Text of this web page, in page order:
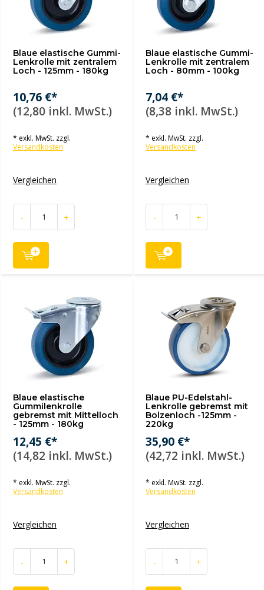
Blaue elastische Gummi-
Lenkrolle mit zentralem
Loch - 125mm - 180kg
10,76 €*
(12,80 inkl. MwSt.)
* exkl. MwSt. zzgl.
Versandkosten
Vergleichen
- +
Blaue elastische Gummi-
Lenkrolle mit zentralem
Loch - 80mm - 100kg
7,04 €*
(8,38 inkl. MwSt.)
* exkl. MwSt. zzgl.
Versandkosten
Vergleichen
- +
Blaue elastische
Gummilenkrolle
gebremst mit Mittelloch
- 125mm - 180kg
12,45 €*
(14,82 inkl. MwSt.)
* exkl. MwSt. zzgl.
Versandkosten
Vergleichen
- +
Blaue PU-Edelstahl-
Lenkrolle gebremst mit
Bolzenloch -125mm -
220kg
35,90 €*
(42,72 inkl. MwSt.)
* exkl. MwSt. zzgl.
Versandkosten
Vergleichen
- +